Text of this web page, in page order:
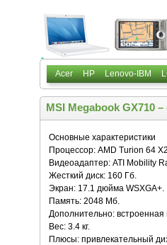
Acer HP Lenovo-IBM
MSI Megabook GX710
Основные характеристики
Процессор: AMD Turion 64
Видеоадаптер: ATI Mobility
Жесткий диск: 160 Гб.
Экран: 17.1 дюйма WSXGA+.
Память: 2048 Мб.
Дополнительно: встроенная
Вес: 3.4 кг.
Плюсы: привлекательный